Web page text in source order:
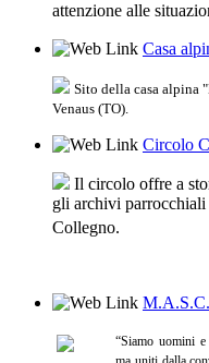
attenzione alle
Casa
Sito della casa alpina
Venaus (TO).
Circolo
Il circolo offre a
gli archivi
Collegno.
“Siamo uomini e